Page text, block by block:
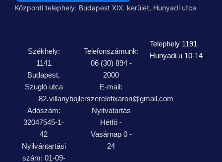
Központi telephely: Budapest XIX. kerület, Hunyadi utca
Székhely:
1141
Budapest,
Szugló utca
82.
Adószám:
32047545-1-
42
Nyilvántartási
szám: 01-09-
Telefonszámunk:
06 (30) 894 -
2000
E-mail:
villanybojlerszerelofixaron@gmail.com
Nyitvatartás
Hétfő -
Vasárnap 0 -
24
Telephely 1191
Hunyadi u 10-14